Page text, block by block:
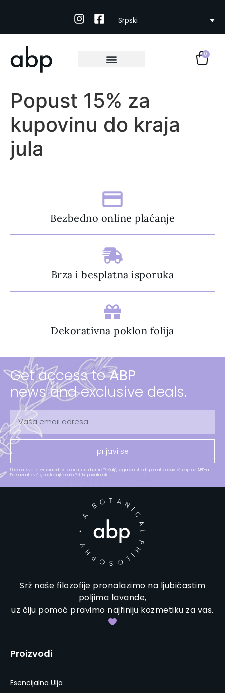
Srpski
0
Popust 15% za
kupovinu do kraja
jula
Bezbedno online plaćanje
Brza i besplatna isporuka
Dekorativna poklon folija
Get access toABP
news and exclusive deals.
prijavi se
Unosom svoje e-maila adrese i klikom na dugme "Pošalji", saglasani ste da primate obaveštenja od ABP-a.
Da saznate više, pogledajte našu Politiku privatnosti.​
Srž naše filozofije pronalazimo na ljubičastim
poljima lavande,
uz čiju pomoć pravimo najfiniju kozmetiku za vas.
Proizvodi
Esencijalna Ulja